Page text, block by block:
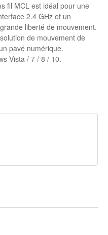
fil MCL est idéal pour une
2.4 GHz et un
liberté de mouvement.
de mouvement de
pavé numérique.
Vista / 7 / 8 / 10.